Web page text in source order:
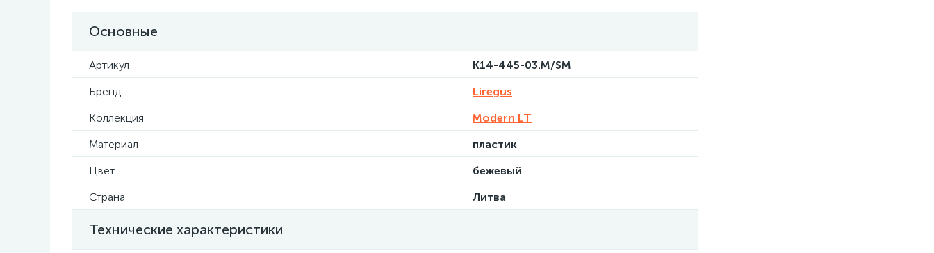
Основные
Артикул
K14-445-03.M/SM
Бренд
Liregus
Коллекция
Modern LT
Материал
пластик
Цвет
бежевый
Страна
Литва
Технические характеристики